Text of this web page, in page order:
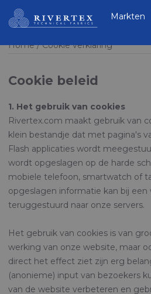
Home Cookie verklaring
Cookie beleid
1. Het gebruik van cookies
Rivertex.com maakt gebruik van
klein bestandje dat met pagina's
Flash applicaties wordt
wordt opgeslagen op de harde
mobiele telefoon, smartwatch of
opgeslagen informatie kan bij
teruggestuurd naar onze servers.
Het gebruik van cookies is van
werking van onze website, maar
direct het effect ziet zijn erg
(anonieme) input van bezoekers
van de website verbeteren en
Rivertex Technical
Fabrics Group
Markten